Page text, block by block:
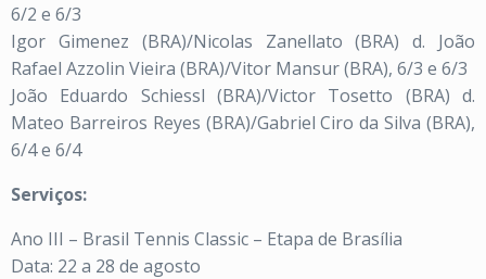
6/2 e 6/3
Igor Gimenez (BRA)/Nicolas Zanellato (BRA) d. João
Rafael Azzolin Vieira (BRA)/Vitor Mansur (BRA), 6/3 e 6/3
João Eduardo Schiessl (BRA)/Victor Tosetto (BRA) d.
Mateo Barreiros Reyes (BRA)/Gabriel Ciro da Silva (BRA),
6/4 e 6/4
Serviços:
Ano III – Brasil Tennis Classic – Etapa de Brasília
Data: 22 a 28 de agosto